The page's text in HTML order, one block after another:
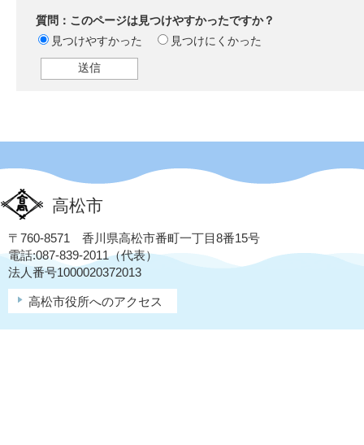
質問：このページは見つけやすかったですか？
見つけやすかった
見つけにくかった
高松市
〒760-8571 香川県高松市番町一丁目8番15号
電話:087-839-2011（代表）
法人番号1000020372013
高松市役所へのアクセス